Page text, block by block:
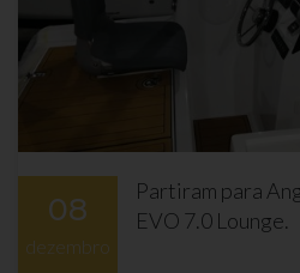
08
dezembro
Partiram para
EVO 7.0 Lounge.